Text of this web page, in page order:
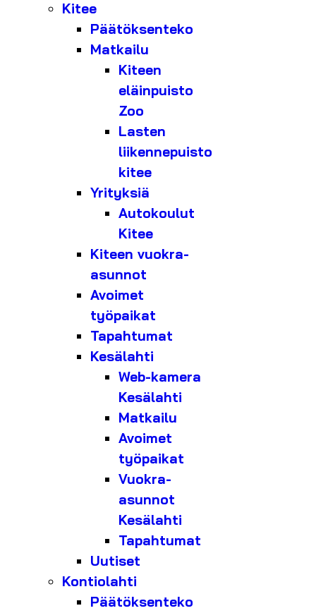
Kitee
Päätöksenteko
Matkailu
Kiteen
eläinpuisto
Zoo
Lasten
liikennepuisto
kitee
Yrityksiä
Autokoulut
Kitee
Kiteen vuokra-
asunnot
Avoimet
työpaikat
Tapahtumat
Kesälahti
Web-kamera
Kesälahti
Matkailu
Avoimet
työpaikat
Vuokra-
asunnot
Kesälahti
Tapahtumat
Uutiset
Kontiolahti
Päätöksenteko